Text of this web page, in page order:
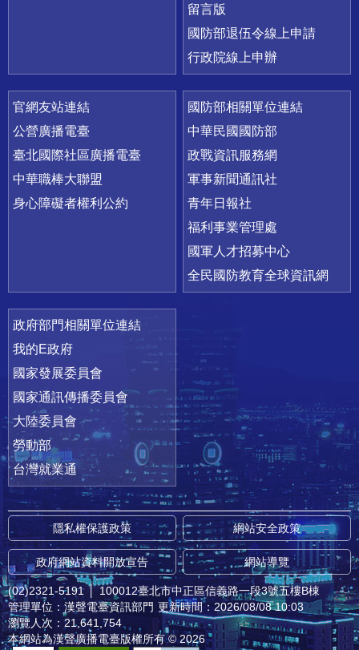
留言版
國防部退伍令線上申請
行政院線上申辦
官網友站連結
公營廣播電臺
臺北國際社區廣播電臺
中華職棒大聯盟
身心障礙者權利公約
國防部相關單位連結
中華民國國防部
政戰資訊服務網
軍事新聞通訊社
青年日報社
福利事業管理處
國軍人才招募中心
全民國防教育全球資訊網
政府部門相關單位連結
我的E政府
國家發展委員會
國家通訊傳播委員會
大陸委員會
勞動部
台灣就業通
隱私權保護政策 網站安全政策
政府網站資料開放宣告 網站導覽
(02)2321-5191 │ 100012臺北市中正區信義路一段3號五樓B棟
管理單位：漢聲電臺資訊部門 更新時間：2026/08/08 10:03
瀏覽人次：21,641,754
本網站為漢聲廣播電臺版權所有 © 2026